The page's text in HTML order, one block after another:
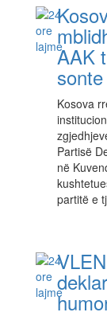
AAK
Kosova
Partisë
në
partitë e